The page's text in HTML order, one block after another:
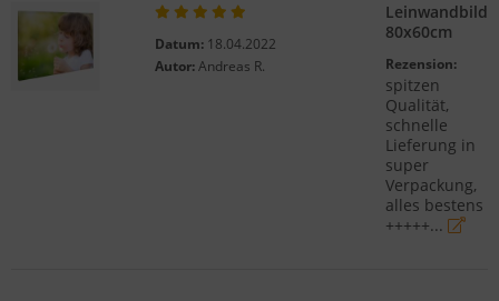
Datum:18.04.2022
Autor:Andreas R.
Leinwandbild
80x60cm
Rezension:
spitzen
Qualität,
schnelle
Lieferung in
super
Verpackung,
alles bestens
+++++...